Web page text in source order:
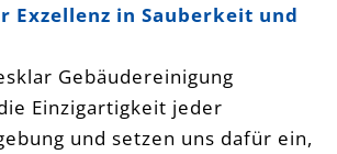
Exzellenz in Sauberkeit und
Gebäudereinigung
Einzigartigkeit jeder
und setzen uns dafür ein,